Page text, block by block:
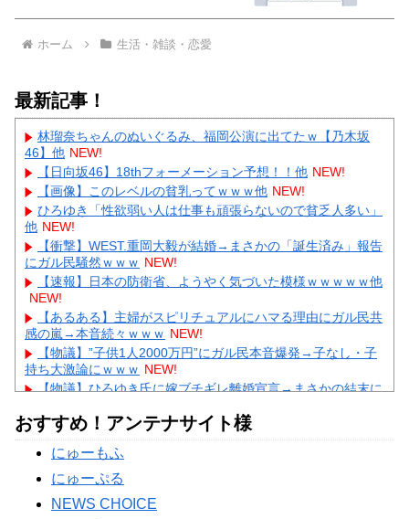
ホーム 生活・雑談・恋愛
最新記事！
林瑠奈ちゃんのぬいぐるみ、福岡公演に出てたｗ【乃木坂
46】他 NEW!
【日向坂46】18thフォーメーション予想！！他 NEW!
【画像】このレベルの貧乳ってｗｗｗ他 NEW!
ひろゆき「性欲弱い人は仕事も頑張らないので貧乏人多い」
他 NEW!
【衝撃】WEST.重岡大毅が結婚→まさかの「誕生済み」報告
にガル民騒然ｗｗｗ NEW!
【速報】日本の防衛省、ようやく気づいた模様ｗｗｗｗｗ他
NEW!
【あるある】主婦がスピリチュアルにハマる理由にガル民共
感の嵐→本音続々ｗｗｗ NEW!
【物議】”子供1人2000万円”にガル民本音爆発→子なし・子
持ち大激論にｗｗｗ NEW!
【物議】ひろゆき氏に嫁ブチギレ離婚宣言→まさかの結末に
【続報】三山凌輝、あんかけパスタ店も割烹店もピンチ→ガ
ル民「自業自得」大合唱ｗｗｗ
Powered by livedoor 相互RSS
おすすめ！アンテナサイト様
にゅーもふ
にゅーぷる
NEWS CHOICE